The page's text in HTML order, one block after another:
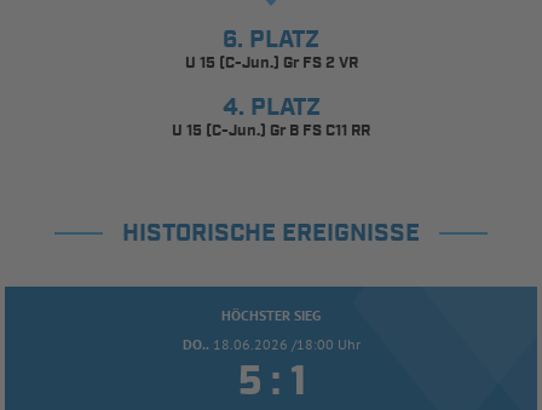
6. PLATZ
U 15 (C-Jun.) Gr FS 2 VR
4. PLATZ
U 15 (C-Jun.) Gr B FS C11 RR
HISTORISCHE EREIGNISSE
HÖCHSTER SIEG
DO.. 18.06.2026 /18:00 Uhr
 : 